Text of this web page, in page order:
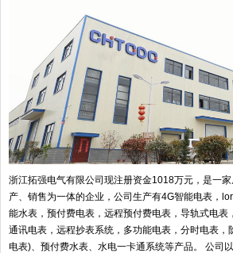
浙江拓强电气有限公司现注册资金1018万元，是一
产、销售为一体的企业，公司生产有4G智能电表，
能水表，预付费电表，远程预付费电表，导轨式电表
通讯电表，远程抄表系统，多功能电表，分时电表，
电表)、预付费水表、水电一卡通系统等产品。 公司